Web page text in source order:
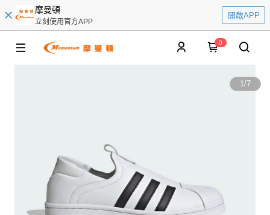
摩曼頓
立刻使用官方APP
開啟APP
0
1/7